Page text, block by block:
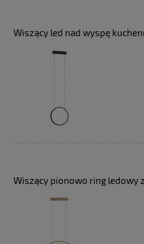
Wiszący led nad wyspę
Wiszący pionowo ring ledowy